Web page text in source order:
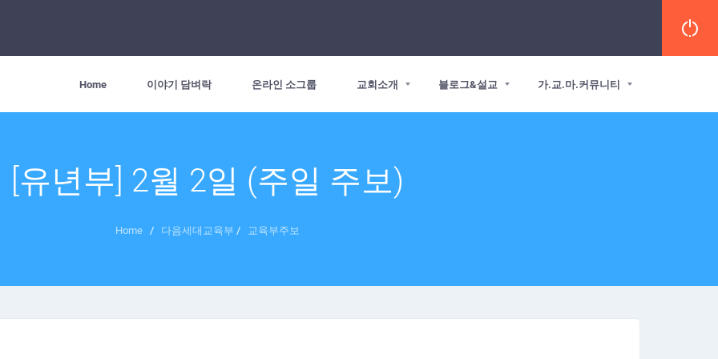
Home 이야기 담벼락 온라인 소그룹 교회소개 블로그&설교 가.교.마.커뮤니티
[유년부] 2월 2일 (주일 주보)
Home / 다음세대교육부 / 교육부주보